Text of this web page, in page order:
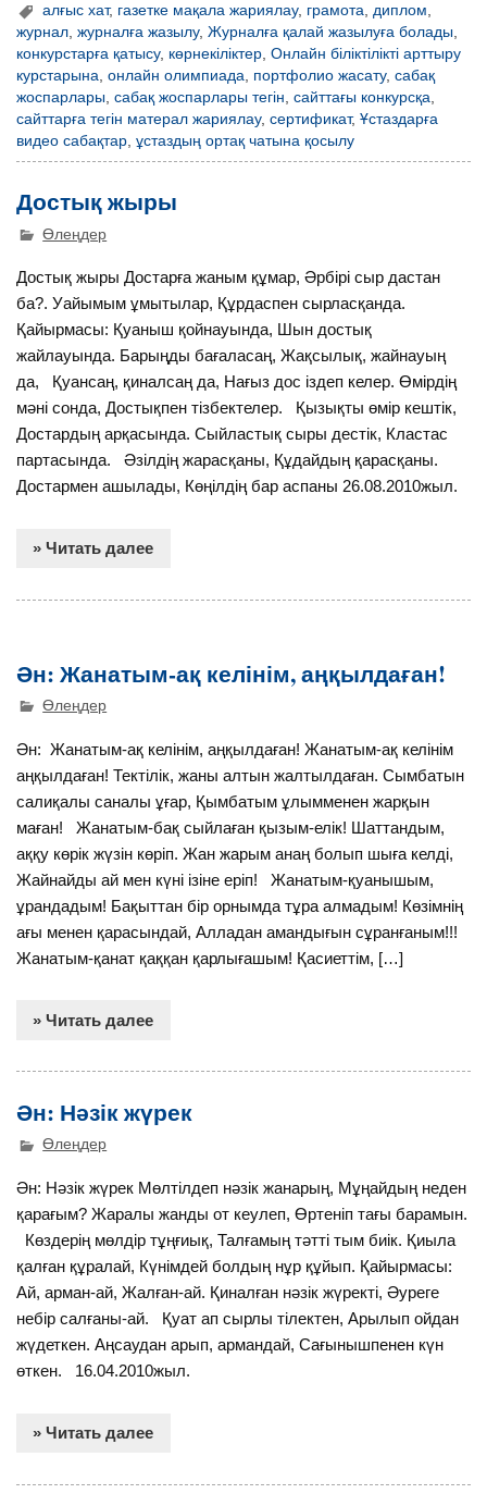
алғыс хат, газетке мақала жариялау, грамота диплом
журнал,журналға жазылу,Журналға қалай жазылуға болады,
конкурстарға қатысу, көрнекіліктер,Онлайн біліктілікті арттыру
курстарына,онлайн олимпиада, портфолио жасату,сабақ
жоспарлары,сабақ жоспарлары тегін,сайттағы конкурсқа,
сайттарға тегін матерал жариялау,сертификат,Ұстаздарға
видео сабақтар,ұстаздың ортақ чатына қосылу
Достық жыры
Өлеңдер
Достық жыры Достарға жаным құмар, Әрбірі сыр дастан
ба?. Уайымым ұмытылар, Құрдаспен сырласқанда.
Қайырмасы: Қуаныш қойнауында, Шын достық
жайлауында. Барыңды бағаласаң, Жақсылық, жайнауың
да, Қуансаң, қиналсаң да, Нағыз дос іздеп келер. Өмірдің
мәні сонда, Достықпен тізбектелер. Қызықты өмір кештік,
Достардың арқасында. Сыйластық сыры дестік, Кластас
партасында. Әзілдің жарасқаны, Құдайдың қарасқаны.
Достармен ашылады, Көңілдің бар аспаны 26.08.2010жыл.
» Читать далее
Ән: Жанатым-ақ келінім, аңқылдаған!
Өлеңдер
Ән: Жанатым-ақ келінім, аңқылдаған! Жанатым-ақ келінім
аңқылдаған! Тектілік, жаны алтын жалтылдаған. Сымбатын
салиқалы саналы ұғар, Қымбатым ұлымменен жарқын
маған! Жанатым-бақ сыйлаған қызым-елік! Шаттандым,
аққу көрік жүзін көріп. Жан жарым анаң болып шыға келді,
Жайнайды ай мен күні ізіне еріп! Жанатым-қуанышым,
ұрандадым! Бақыттан бір орнымда тұра алмадым! Көзімнің
ағы менен қарасындай, Алладан амандығын сұранғаным!!!
Жанатым-қанат қаққан қарлығашым! Қасиеттім, […]
» Читать далее
Ән: Нәзік жүрек
Өлеңдер
Ән: Нәзік жүрек Мөлтілдеп нәзік жанарың, Мұңайдың неден
қарағым? Жаралы жанды от кеулеп, Өртеніп тағы барамын.
Көздерің мөлдір тұңғиық, Талғамың тәтті тым биік. Қиыла
қалған құралай, Күнімдей болдың нұр құйып. Қайырмасы:
Ай, арман-ай, Жалған-ай. Қиналған нәзік жүректі, Әуреге
небір салғаны-ай. Қуат ап сырлы тілектен, Арылып ойдан
жүдеткен. Аңсаудан арып, армандай, Сағынышпенен күн
өткен. 16.04.2010жыл.
» Читать далее